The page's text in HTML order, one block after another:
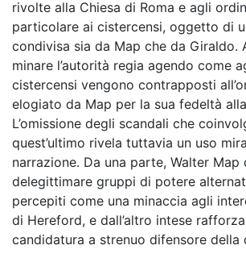
rivolte alla Chiesa di Roma e agli
particolare ai cistercensi, oggetto di
condivisa sia da Map che da Giraldo.
minare l’autorità regia agendo come
cistercensi vengono contrapposti
elogiato da Map per la sua fedeltà
L’omissione degli scandali che
quest’ultimo rivela tuttavia un uso
narrazione. Da una parte, Walter Map
delegittimare gruppi di potere
percepiti come una minaccia agli
di Hereford, e dall’altro intese
candidatura a strenuo difensore della